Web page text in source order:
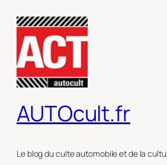
contenu
AUTOcult.fr
Le blog du culte automobile et de la